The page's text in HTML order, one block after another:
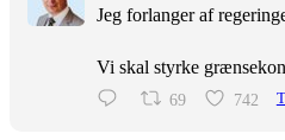
Jeg forlanger af
Vi skal styrke
69 742